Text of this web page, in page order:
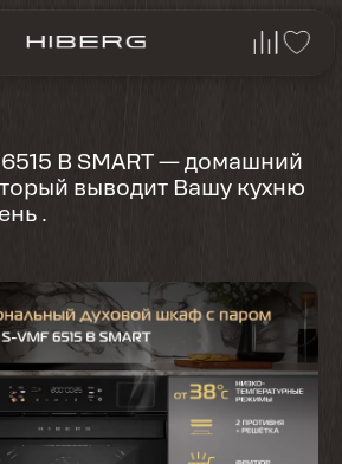
6515 B SMART — домашний
выводит Вашу кухню
.